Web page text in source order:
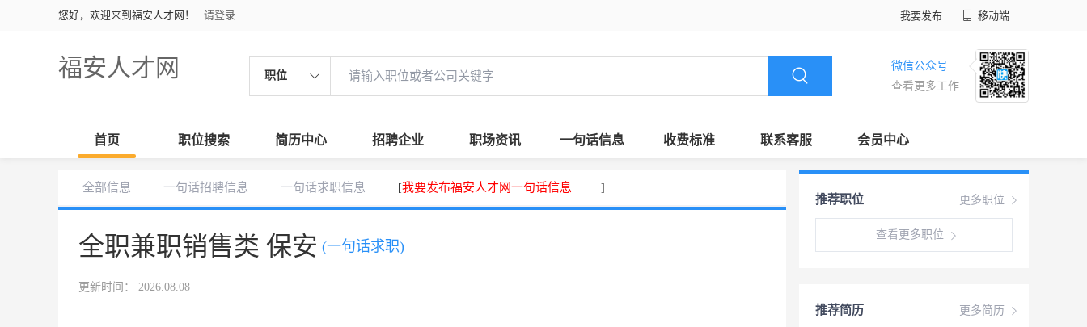
您好，欢迎来到福安人才网！ 请登录 我要发布 移动端
福安人才网 职位
微信公众号
查看更多工作
首页 职位搜索 简历中心 招聘企业 职场资讯 一句话信息 收费标准 联系客服 会员中心
全部信息 一句话招聘信息 一句话求职信息 [我要发布福安人才网一句话信息 ]
全职兼职销售类 保安 (一句话求职)
更新时间： 2026.08.08
更多职位
推荐职位
查看更多职位
更多简历
推荐简历